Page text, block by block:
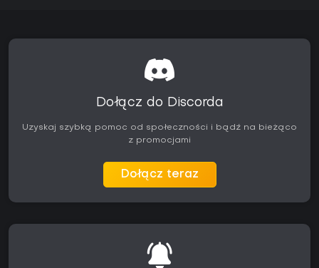
Dołącz do Discorda
Uzyskaj szybką pomoc od społeczności i bądź na bieżąco
z promocjami
Dołącz teraz